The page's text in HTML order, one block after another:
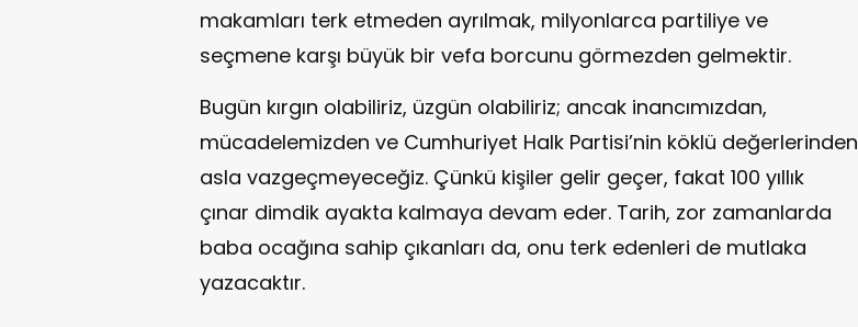
makamları terk etmeden ayrılmak, milyonlarca partiliye ve
seçmene karşı büyük bir vefa borcunu görmezden gelmektir.
Bugün kırgın olabiliriz, üzgün olabiliriz; ancak inancımızdan,
mücadelemizden ve Cumhuriyet Halk Partisi’nin köklü değerlerinden
asla vazgeçmeyeceğiz. Çünkü kişiler gelir geçer, fakat 100 yıllık
çınar dimdik ayakta kalmaya devam eder. Tarih, zor zamanlarda
baba ocağına sahip çıkanları da, onu terk edenleri de mutlaka
yazacaktır.